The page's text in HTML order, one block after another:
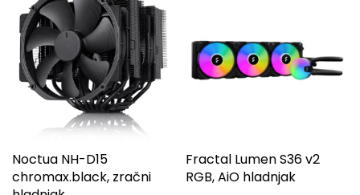
Noctua NH-D15
chromax.black, zračni
Fractal Lumen S36 v2
RGB, AiO hladnjak